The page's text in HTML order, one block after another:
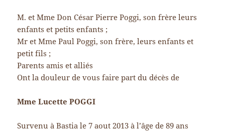
M. et Mme Don César Pierre Poggi, son frère leurs
enfants et petits enfants ;
Mr et Mme Paul Poggi, son frère, leurs enfants et
petit fils ;
Parents amis et alliés
Ont la douleur de vous faire part du décès de
Mme Lucette POGGI
Survenu à Bastia le 7 aout 2013 à l’âge de 89 ans